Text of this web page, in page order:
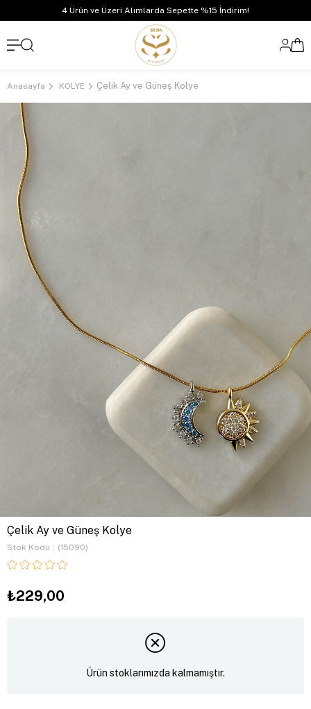
4 Ürün ve Üzeri Alımlarda Sepette %15 İndirim!
Anasayfa KOLYE Çelik Ay ve Güneş Kolye
Çelik Ay ve Güneş Kolye
Stok Kodu (15090)
₺229,00
Ürün stoklarımızda kalmamıştır.